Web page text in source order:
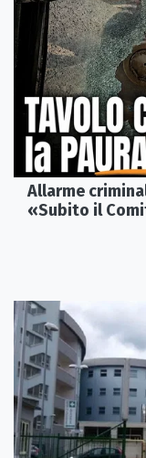
Allarme
«Subito il